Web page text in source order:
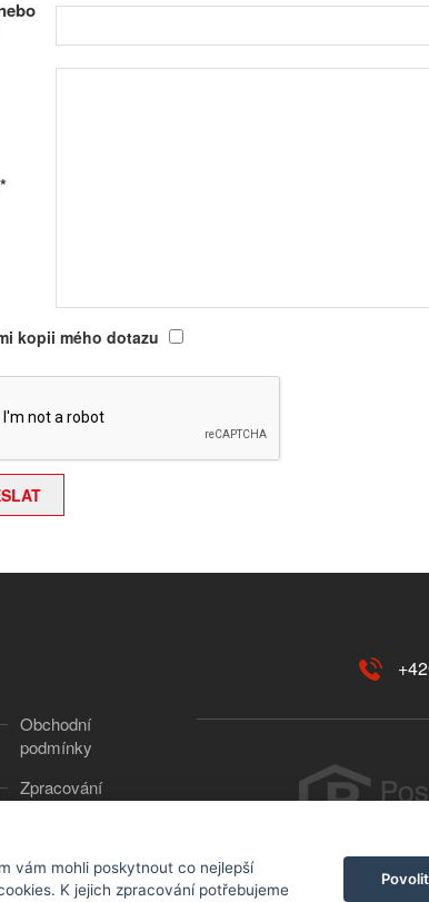
*
kopii mého dotazu
Obchodní
podmínky
Zpracování
vám mohli poskytnout co nejlepší
K jejich zpracování potřebujeme